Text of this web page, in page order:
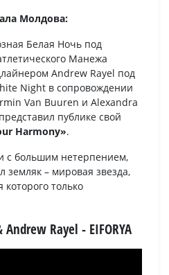
Молдова:
Белая Ночь под
Манежа
Andrew Rayel под
Night в сопровождении
Van Buuren и Alexandra
публике свой
Harmony».
с большим нетерпением,
земляк – мировая звезда,
только
Rayel - EIFORYA